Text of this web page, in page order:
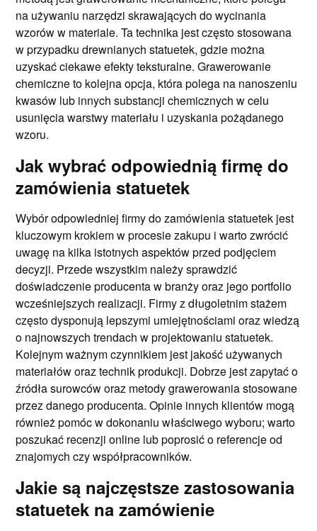
na używaniu narzędzi skrawających do wycinania
wzorów w materiale. Ta technika jest często stosowana
w przypadku drewnianych statuetek, gdzie można
uzyskać ciekawe efekty teksturalne. Grawerowanie
chemiczne to kolejna opcja, która polega na nanoszeniu
kwasów lub innych substancji chemicznych w celu
usunięcia warstwy materiału i uzyskania pożądanego
wzoru.
Jak wybrać odpowiednią firmę do
zamówienia statuetek
Wybór odpowiedniej firmy do zamówienia statuetek jest
kluczowym krokiem w procesie zakupu i warto zwrócić
uwagę na kilka istotnych aspektów przed podjęciem
decyzji. Przede wszystkim należy sprawdzić
doświadczenie producenta w branży oraz jego portfolio
wcześniejszych realizacji. Firmy z długoletnim stażem
często dysponują lepszymi umiejętnościami oraz wiedzą
o najnowszych trendach w projektowaniu statuetek.
Kolejnym ważnym czynnikiem jest jakość używanych
materiałów oraz technik produkcji. Dobrze jest zapytać o
źródła surowców oraz metody grawerowania stosowane
przez danego producenta. Opinie innych klientów mogą
również pomóc w dokonaniu właściwego wyboru; warto
poszukać recenzji online lub poprosić o referencje od
znajomych czy współpracowników.
Jakie są najczęstsze zastosowania
statuetek na zamówienie